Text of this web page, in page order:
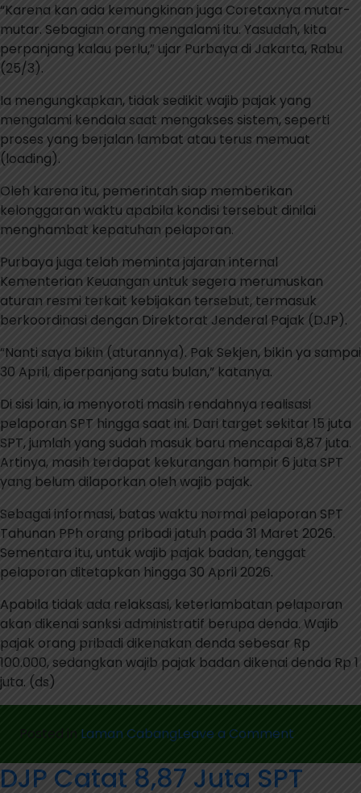
“Karena kan ada kemungkinan juga Coretaxnya mutar-
mutar. Sebagian orang mengalami itu. Yasudah, kita
perpanjang kalau perlu,” ujar Purbaya di Jakarta, Rabu
(25/3).
Ia mengungkapkan, tidak sedikit wajib pajak yang
mengalami kendala saat mengakses sistem, seperti
proses yang berjalan lambat atau terus memuat
(loading).
Oleh karena itu, pemerintah siap memberikan
kelonggaran waktu apabila kondisi tersebut dinilai
menghambat kepatuhan pelaporan.
Purbaya juga telah meminta jajaran internal
Kementerian Keuangan untuk segera merumuskan
aturan resmi terkait kebijakan tersebut, termasuk
berkoordinasi dengan Direktorat Jenderal Pajak (DJP).
“Nanti saya bikin (aturannya). Pak Sekjen, bikin ya sampai
30 April, diperpanjang satu bulan,” katanya.
Di sisi lain, ia menyoroti masih rendahnya realisasi
pelaporan SPT hingga saat ini. Dari target sekitar 15 juta
SPT, jumlah yang sudah masuk baru mencapai 8,87 juta.
Artinya, masih terdapat kekurangan hampir 6 juta SPT
yang belum dilaporkan oleh wajib pajak.
Sebagai informasi, batas waktu normal pelaporan SPT
Tahunan PPh orang pribadi jatuh pada 31 Maret 2026.
Sementara itu, untuk wajib pajak badan, tenggat
pelaporan ditetapkan hingga 30 April 2026.
Apabila tidak ada relaksasi, keterlambatan pelaporan
akan dikenai sanksi administratif berupa denda. Wajib
pajak orang pribadi dikenakan denda sebesar Rp
100.000, sedangkan wajib pajak badan dikenai denda Rp 1
juta. (ds)
Posted in Laman CabangLeave a Comment
Bakal
DJP Catat 8,87 Juta SPT